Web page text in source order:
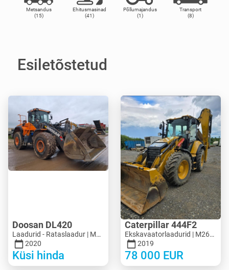
Metsandus
(15)
Ehitusmasinad
(41)
Põllumajandus
(1)
Transport
(8)
Esiletõstetud
Doosan DL420
Laadurid - Rataslaadur | M694-5313 | MK694-5313
2020
Küsi hinda
Caterpillar 444F2
Ekskavaatorlaadurid | M263-7713 | MK263-7713
2019
78 000 EUR